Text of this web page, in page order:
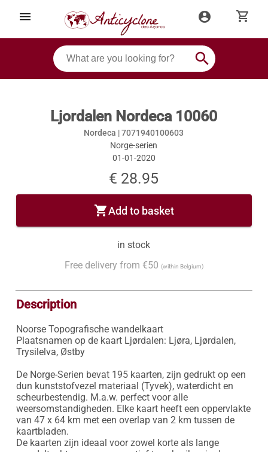
menu account_circle shopping_cart
search
Ljordalen Nordeca 10060
Nordeca |7071940100603
Norge-serien
01-01-2020
€ 28.95
shopping_cartAdd to basket
in stock
Free delivery from €50 (within Belgium)
Description
Noorse Topografische wandelkaart
Plaatsnamen op de kaart Ljørdalen: Ljøra, Ljørdalen,
Trysilelva, Østby
De Norge-Serien bevat 195 kaarten, zijn gedrukt op een
dun kunststofvezel materiaal (Tyvek), waterdicht en
scheurbestendig. M.a.w. perfect voor alle
weersomstandigheden. Elke kaart heeft een oppervlakte
van 47 x 64 km met een overlap van 2 km tussen de
kaartbladen.
De kaarten zijn ideaal voor zowel korte als lange